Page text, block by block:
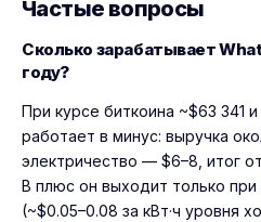
Частые вопросы
Сколько зарабатывает
году?
При курсе биткоина ~$63 341 и
работает в минус: выручка
электричество — $6–8, итог
В плюс он выходит только
(~$0.05–0.08 за кВт·ч уровня